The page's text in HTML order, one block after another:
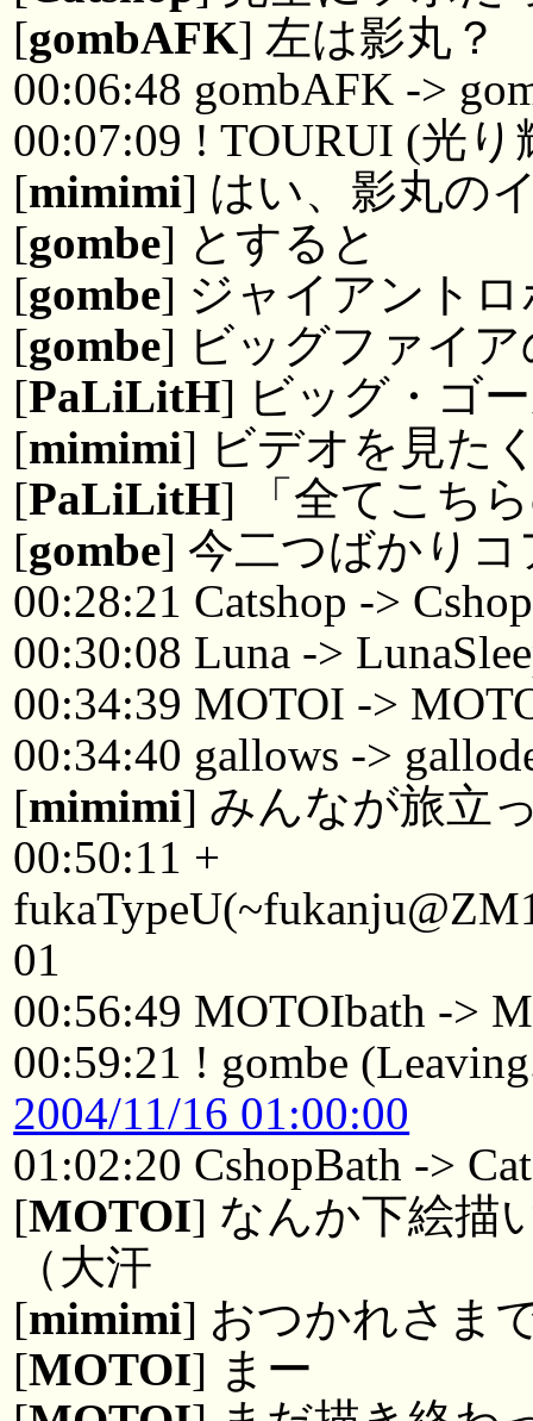
[gombAFK] 左は影丸？
00:06:48 gombAFK ->
00:07:09 ! TOURUI (光
[mimimi] はい、影丸の
[gombe] とすると
[gombe] ジャイアント
[gombe] ビッグファイ
[PaLiLitH] ビッグ・ゴ
[mimimi] ビデオを見た
[PaLiLitH] 「全てこち
[gombe] 今二つばかり
00:28:21 Catshop ->
00:30:08 Luna ->
00:34:39 MOTOI ->
00:34:40 gallows ->
[mimimi] みんなが旅立
00:50:11 +
01
00:56:49 MOTOIbath ->
00:59:21 ! gombe
2004/11/16 01:00:00
01:02:20 CshopBath ->
[MOTOI] なんか下絵描
（大汗
[mimimi] おつかれさま
[MOTOI] まー